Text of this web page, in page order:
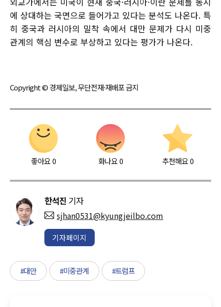
에 상대하는 국면으로 들어가고 있다는 분석도 나온다. 특
히 중국과 러시아의 밀착 속에서 대만 문제가 다시 미중
관계의 핵심 변수로 부상하고 있다는 평가가 나온다.
Copyright © 경제일보, 무단전재·재배포 금지
좋아요0 화나요0 추천해요 0
한석진 기자
sjhan0531@kyungjeilbo.com
기자페이지
#대만 #미중관계 #트럼프